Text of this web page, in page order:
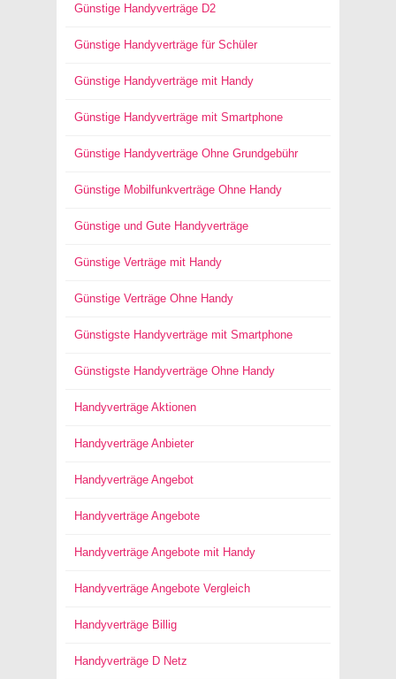
Günstige Handyverträge D2
Günstige Handyverträge für Schüler
Günstige Handyverträge mit Handy
Günstige Handyverträge mit Smartphone
Günstige Handyverträge Ohne Grundgebühr
Günstige Mobilfunkverträge Ohne Handy
Günstige und Gute Handyverträge
Günstige Verträge mit Handy
Günstige Verträge Ohne Handy
Günstigste Handyverträge mit Smartphone
Günstigste Handyverträge Ohne Handy
Handyverträge Aktionen
Handyverträge Anbieter
Handyverträge Angebot
Handyverträge Angebote
Handyverträge Angebote mit Handy
Handyverträge Angebote Vergleich
Handyverträge Billig
Handyverträge D Netz